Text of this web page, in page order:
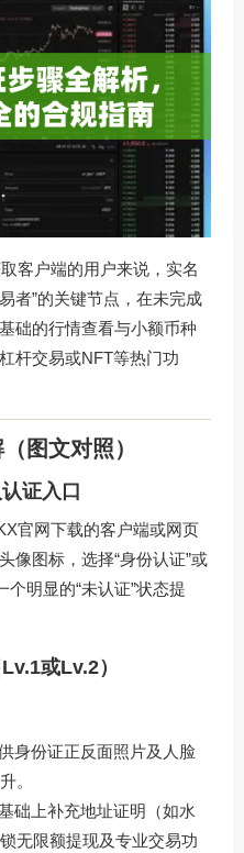
客户端的用户来说，实名
者”的关键节点，在未完成
础的行情查看与小额币种
杆交易或NFT等热门功
图文对照）
证入口
官网下载的客户端或网页
像图标，选择“身份认证”或
个明显的“未认证”状态提
或Lv.2）
身份证正反面照片及人脸
。
础上补充地址证明（如水
无限额提现及专业交易功